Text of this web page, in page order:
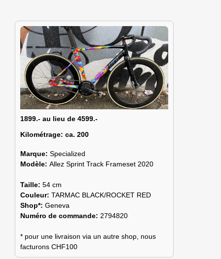
1899.- au lieu de 4599.-
Kilométrage: ca. 200
Marque: Specialized
Modèle: Allez Sprint Track Frameset 2020
Taille: 54 cm
Couleur: TARMAC BLACK/ROCKET RED
Shop*: Geneva
Numéro de commande: 2794820
* pour une livraison via un autre shop, nous
facturons CHF100